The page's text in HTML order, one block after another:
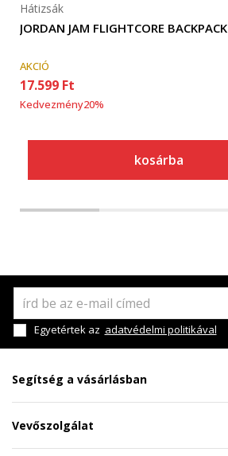
JORDAN JAM FLIGHTCORE BACKPACK
Hátizsák
AKCIÓ
17.599 Ft
Kedvezmény20%
kosárba
Egyetértek az adatvédelmi politikával
Segítség a vásárlásban
Vevőszolgálat